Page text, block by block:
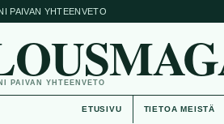
PAIVAN YHTEENVETO
PAIVAN YHTEENVETO
ETUSIVU TIETOA MEISTÄ